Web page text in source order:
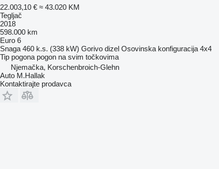
22.003,10 € ≈ 43.020 KM
Tegljač
2018
598.000 km
Euro 6
Snaga 460 k.s. (338 kW) Gorivo dizel Osovinska konfiguracija 4x4
Tip pogona pogon na svim točkovima
Njemačka, Korschenbroich-Glehn
Auto M.Hallak
Kontaktirajte prodavca